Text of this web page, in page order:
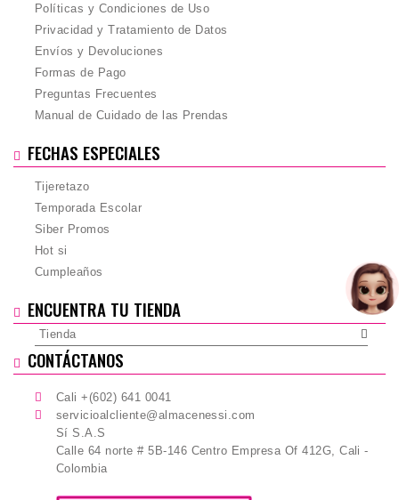
Políticas y Condiciones de Uso
Privacidad y Tratamiento de Datos
Envíos y Devoluciones
Formas de Pago
Preguntas Frecuentes
Manual de Cuidado de las Prendas
FECHAS ESPECIALES
Tijeretazo
Temporada Escolar
Siber Promos
Hot si
Cumpleaños
ENCUENTRA TU TIENDA
Tienda
CONTÁCTANOS
Cali +(602) 641 0041
servicioalcliente@almacenessi.com
Sí S.A.S
Calle 64 norte # 5B-146 Centro Empresa Of 412G, Cali -
Colombia